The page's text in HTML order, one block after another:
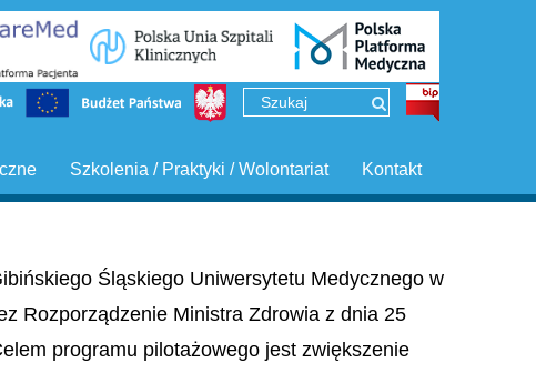
Kontakt
Szkolenia / Praktyki / Wolontariat
Śląskiego Uniwersytetu Medycznego w
Rozporządzenie Ministra Zdrowia z dnia 25
programu pilotażowego jest zwiększenie